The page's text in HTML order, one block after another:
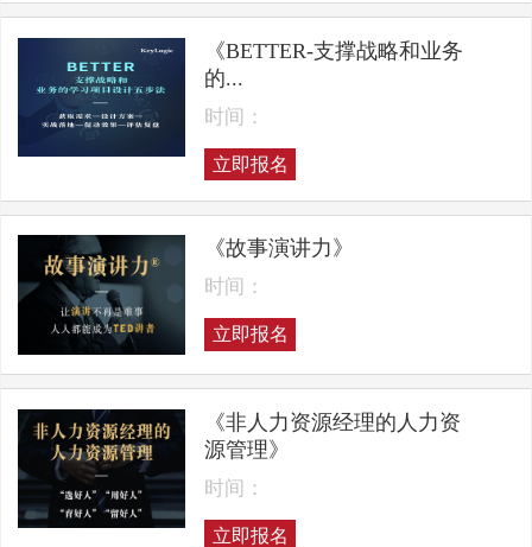
《BETTER-支撑战略和业务
的...
时间：
立即报名
《故事演讲力》
时间：
立即报名
《非人力资源经理的人力资
源管理》
时间：
立即报名